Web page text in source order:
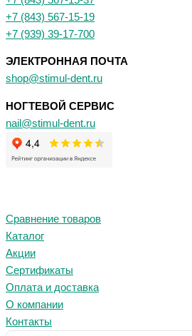
+7 (843) 567-15-19
+7 (939) 39-17-700
ЭЛЕКТРОННАЯ ПОЧТА
shop@stimul-dent.ru
НОГТЕВОЙ СЕРВИС
nail@stimul-dent.ru
Сравнение товаров
Каталог
Акции
Сертификаты
Оплата и доставка
О компании
Контакты